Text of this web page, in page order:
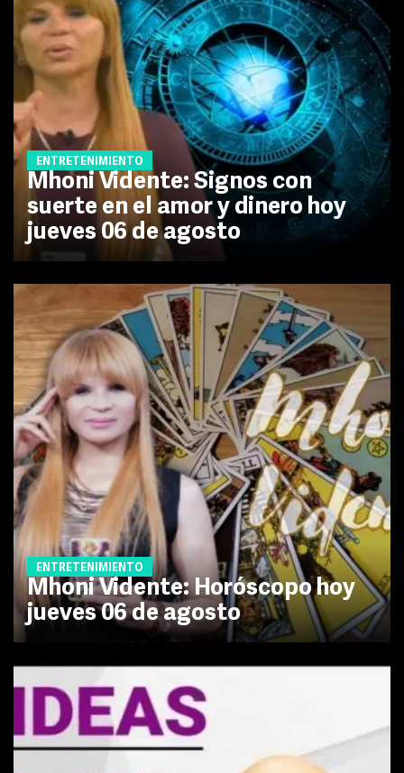
ENTRETENIMIENTO
Mhoni Vidente: Signos con
suerte en el amor y dinero hoy
jueves 06 de agosto
ENTRETENIMIENTO
Mhoni Vidente: Horóscopo hoy
jueves 06 de agosto